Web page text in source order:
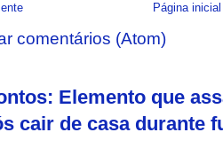
Página inicial
comentários (Atom)
Elemento que
cair de casa durante